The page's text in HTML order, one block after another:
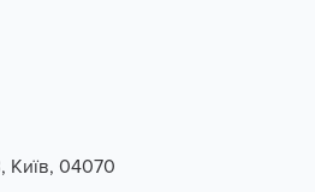
Київ, 04070